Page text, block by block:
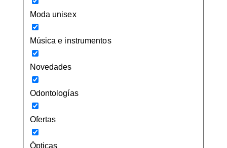
Moda unisex
Música e instrumentos
Novedades
Odontologías
Ofertas
Ópticas